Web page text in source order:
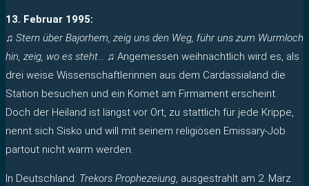
13. Februar 1995:
♫ Stern über Bajorhem, zeig uns den Weg, führ uns zum Wurmloch
hin, zeig, wo es steht… ♫ Angemessen weihnachtlich wird es, als
drei weise Wissenschaftlerinnen aus dem Cardassialand die
Station besuchen und ein Komet am Firmament erscheint.
Doch der Heiland ist längst vor Ort, zu stattlich für jede Krippe,
nennt sich Sisko und will mit seinem religiösen Emissary-Job
partout nicht warm werden.
In Deutschland: Trekors Prophezeiung, ausgestrahlt am 2. März